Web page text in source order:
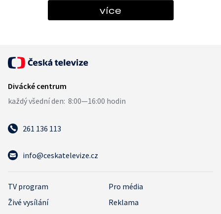
více
261 136 113
info@ceskatelevize.cz
TV program
Pro média
Živé vysílání
Reklama